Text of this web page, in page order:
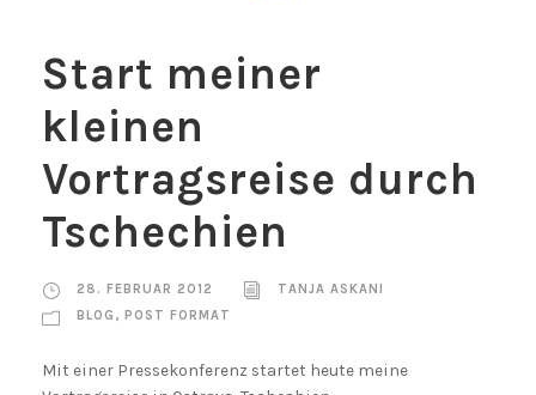
Start meiner
kleinen
Vortragsreise durch
Tschechien
28. FEBRUAR 2012
TANJA ASKANI
BLOG , POST FORMAT
Mit einer Pressekonferenz startet heute meine